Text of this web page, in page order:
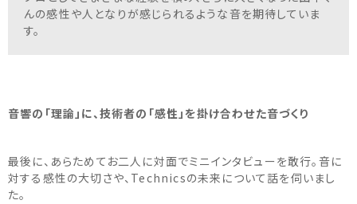
んの感性や人となりが感じられるような音を期待していま
す。
音響の「理論」に、技術者の「感性」を掛け合わせた音づくり
最後に、あらためてお二人に対面でミニインタビューを敢行。音に
対する感性の大切さや、Technicsの未来について話を伺いまし
た。